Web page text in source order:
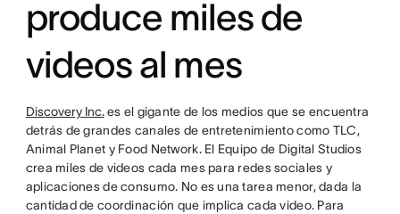
produce miles de
videos al mes
Discovery Inc.es el gigante de los medios que se encuentra
detrás de grandes canales de entretenimiento como TLC,
Animal Planet y Food Network. El Equipo de Digital Studios
crea miles de videos cada mes para redes sociales y
aplicaciones de consumo. No es una tarea menor, dada la
cantidad de coordinación que implica cada video. Para